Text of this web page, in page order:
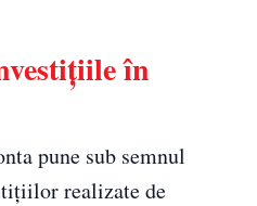
în
pune sub semnul
realizate de